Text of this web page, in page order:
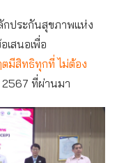
กประกันสุขภาพแห่ง
เสนอเพื่อ
ตมีสิทธิทุกที่ ไม่ต้อง
ที่ผ่านมา